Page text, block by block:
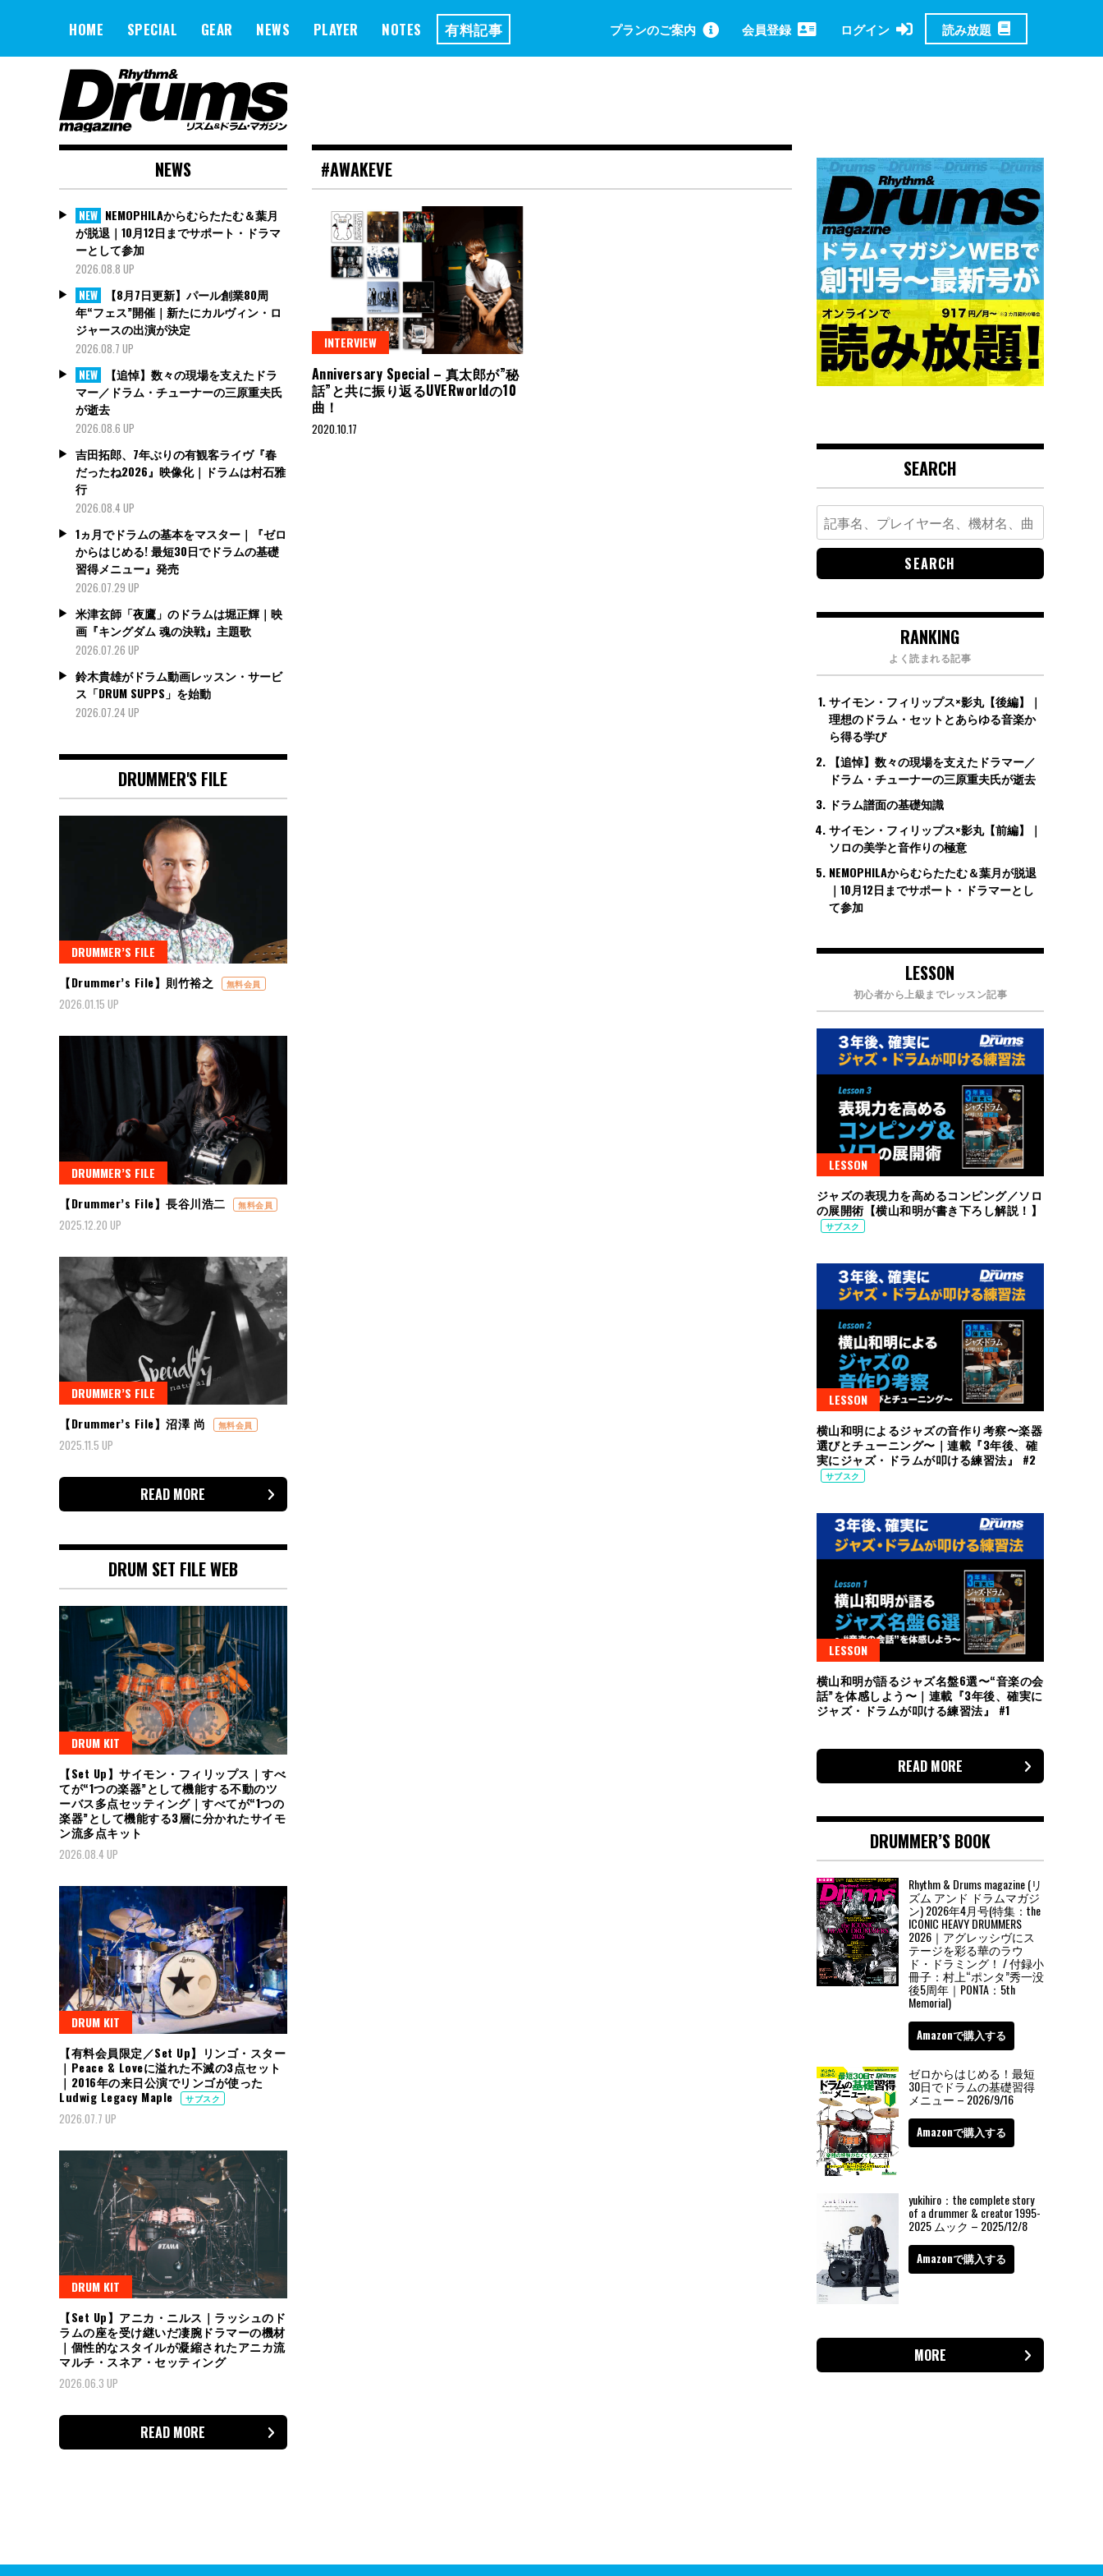
HOME SPECIAL GEAR NEWS PLAYER NOTES 有料記事 プランのご案内 会員登録 ログイン 読み放題
#AWAKEVE
INTERVIEW
Anniversary Special – 真太郎が”秘
話”と共に振り返るUVERworldの10
曲！
2020.10.17
NEWS
NEW NEMOPHILAからむらたたむ＆葉月
が脱退｜10月12日までサポート・ドラマ
ーとして参加
2026.08.8 UP
NEW
【8月7日更新】パール創業80周
年“フェス”開催｜新たにカルヴィン・ロ
ジャースの出演が決定
2026.08.7 UP
NEW
【追悼】数々の現場を支えたドラ
マー／ドラム・チューナーの三原重夫氏
が逝去
2026.08.6 UP
吉田拓郎、7年ぶりの有観客ライヴ『春
だったね2026』映像化｜ドラムは村石雅
行
2026.08.4 UP
1ヵ月でドラムの基本をマスター｜『ゼロ
からはじめる! 最短30日でドラムの基礎
習得メニュー』発売
2026.07.29 UP
米津玄師「夜鷹」のドラムは堀正輝｜映
画『キングダム 魂の決戦』主題歌
2026.07.26 UP
鈴木貴雄がドラム動画レッスン・サービ
ス「DRUM SUPPS」を始動
2026.07.24 UP
DRUMMER'S FILE
DRUMMER’S FILE
【Drummer’s File】則竹裕之
無料会員
2026.01.15 UP
DRUMMER’S FILE
【Drummer’s File】長谷川浩二
無料会員
2025.12.20 UP
DRUMMER’S FILE
【Drummer’s File】沼澤 尚
無料会員
2025.11.5 UP
READ MORE
DRUM SET FILE WEB
DRUM KIT
【Set Up】サイモン・フィリップス｜すべ
てが“1つの楽器”として機能する不動のツ
ーバス多点セッティング｜すべてが“1つの
楽器”として機能する3層に分かれたサイモ
ン流多点キット
2026.08.4 UP
DRUM KIT
【有料会員限定／Set Up】リンゴ・スター
｜Peace & Loveに溢れた不滅の3点セット
｜2016年の来日公演でリンゴが使った
Ludwig Legacy Maple
サブスク
2026.07.7 UP
DRUM KIT
【Set Up】アニカ・ニルス｜ラッシュのド
ラムの座を受け継いだ凄腕ドラマーの機材
｜個性的なスタイルが凝縮されたアニカ流
マルチ・スネア・セッティング
2026.06.3 UP
READ MORE
SEARCH
Search
for:
RANKING
よく読まれる記事
サイモン・フィリップス×影丸【後編】｜
理想のドラム・セットとあらゆる音楽か
ら得る学び
【追悼】数々の現場を支えたドラマー／
ドラム・チューナーの三原重夫氏が逝去
ドラム譜面の基礎知識
サイモン・フィリップス×影丸【前編】｜
ソロの美学と音作りの極意
NEMOPHILAからむらたたむ＆葉月が脱退
｜10月12日までサポート・ドラマーとし
て参加
LESSON
初心者から上級までレッスン記事
LESSON
ジャズの表現力を高めるコンピング／ソロ
の展開術【横山和明が書き下ろし解説！】
サブスク
LESSON
横山和明によるジャズの音作り考察〜楽器
選びとチューニング〜｜連載『3年後、確
実にジャズ・ドラムが叩ける練習法』 #2
サブスク
LESSON
横山和明が語るジャズ名盤6選〜“音楽の会
話”を体感しよう〜｜連載『3年後、確実に
ジャズ・ドラムが叩ける練習法』 #1
READ MORE
DRUMMER’S BOOK
Rhythm & Drums magazine (リ
ズム アンド ドラムマガジ
ン) 2026年4月号(特集：the
ICONIC HEAVY DRUMMERS
2026｜アグレッシヴにス
テージを彩る華のラウ
ド・ドラミング！ / 付録小
冊子：村上“ポンタ”秀一没
後5周年｜PONTA：5th
Memorial)
Amazonで購入する
ゼロからはじめる！最短
30日でドラムの基礎習得
メニュー – 2026/9/16
Amazonで購入する
yukihiro：the complete story
of a drummer & creator 1995-
2025 ムック – 2025/12/8
Amazonで購入する
MORE